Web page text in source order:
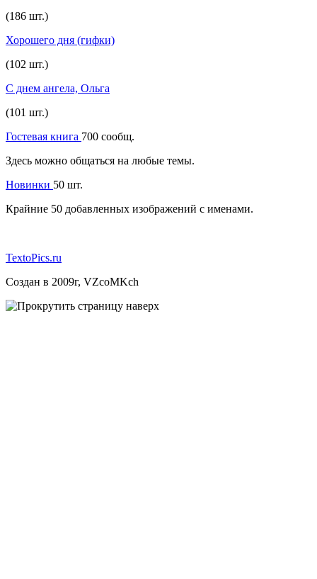
(186 шт.)
Хорошего дня (гифки)
(102 шт.)
С днем ангела, Ольга
(101 шт.)
Гостевая книга 700 сообщ.
Здесь можно общаться на любые темы.
Новинки 50 шт.
Крайние 50 добавленных изображений с именами.
TextoPics.ru
Создан в 2009г, VZcoMKch